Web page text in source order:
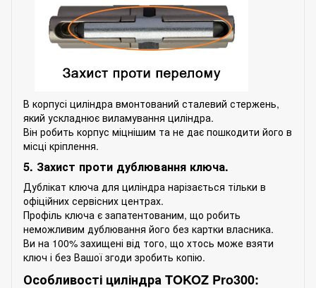
В корпусі циліндра вмонтований сталевий стержень,
який ускладнює виламування циліндра.
Він робить корпус міцнішим та не дає пошкодити його в
місці кріплення.
5. Захист проти дублювання ключа.
Дублікат ключа для циліндра нарізається тільки в
офіційних сервісних центрах.
Профіль ключа є запатентованим, що робить
неможливим дублювання його без картки власника.
Ви на 100% захищені від того, що хтось може взяти
ключ і без Вашої згоди зробить копію.
Особливості циліндра TOKOZ Pro300: